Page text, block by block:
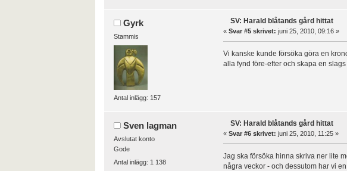
Gyrk
Stammis
Antal inlägg: 157
SV: Harald blåtands gård hittat
« Svar #5 skrivet: juni 25, 2010, 09:16 »
Vi kanske kunde försöka göra en
alla fynd före-efter och skapa en
Sven lagman
Avslutat konto
Gode
Antal inlägg: 1 138
SV: Harald blåtands gård hittat
« Svar #6 skrivet: juni 25, 2010, 11:25 »
Jag ska försöka hinna skriva ner lite
några veckor - och dessutom har vi